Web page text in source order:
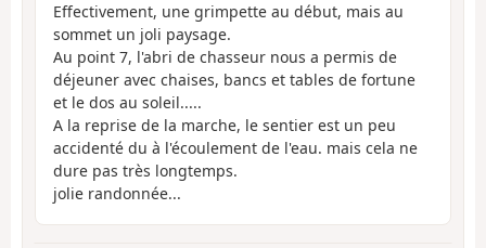
Effectivement, une grimpette au début, mais au
sommet un joli paysage.
Au point 7, l'abri de chasseur nous a permis de
déjeuner avec chaises, bancs et tables de fortune
et le dos au soleil.....
A la reprise de la marche, le sentier est un peu
accidenté du à l'écoulement de l'eau. mais cela ne
dure pas très longtemps.
jolie randonnée...